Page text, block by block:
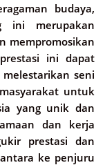
budaya,
ini merupakan
mempromosikan
ini dapat
seni
untuk
yang unik dan
dan kerja
prestasi dan
ke penjuru